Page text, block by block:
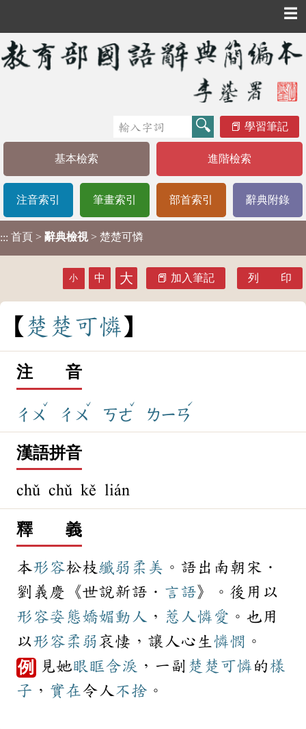
☰
學習筆記
基本檢索 進階檢索
注音索引 筆畫索引 部首索引 辭典附錄
::: 首頁 > 辭典檢視 > 楚楚可憐
小 中 大 加入筆記 列 印
楚 楚 可憐
注 音
ㄔㄨ
ˇ
ㄔㄨ
ˇ
ㄎㄜ
ˇ
ㄌㄧㄢ
ˊ
漢語拼音
chǔ chǔ kě lián
釋 義
本形容松枝 纖弱 柔美 。語出南朝宋．
劉義慶《世說新語． 言語》。後用以
形容姿態嬌媚動人 ， 惹人憐愛 。也用
以形容柔弱哀悽，讓人心生 憐憫 。
例 見她眼眶含淚 ，一副 楚楚可憐 的樣
子 ， 實在令人不捨 。